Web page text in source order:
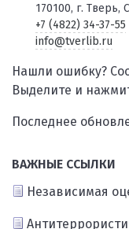
170100, г. Тверь,
+7 (4822) 34-37-55
info@tverlib.ru
Нашли ошибку?
Выделите и
Последнее
ВАЖНЫЕ ССЫЛКИ
Независимая